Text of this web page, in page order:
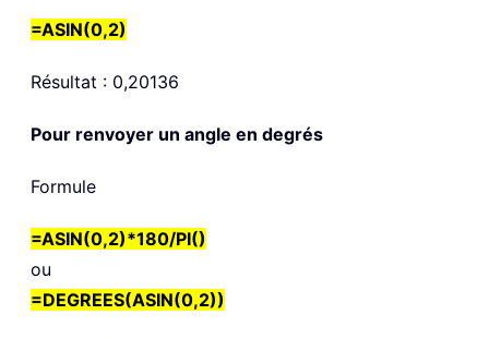
=ASIN(0,2)
Résultat : 0,20136
Pour renvoyer un angle en degrés
Formule
=ASIN(0,2)*180/PI()
ou
=DEGREES(ASIN(0,2))